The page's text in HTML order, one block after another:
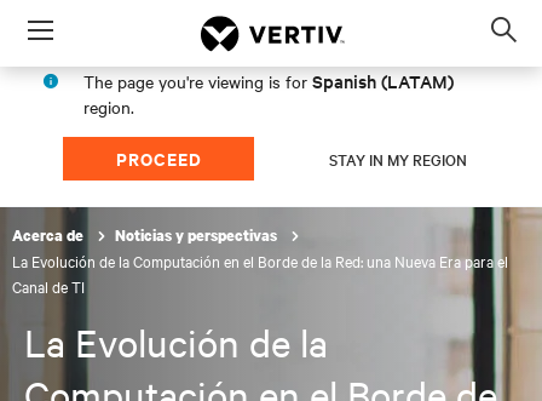
Menu
The page you're viewing is for Spanish (LATAM)
region.
PROCEED STAY IN MY REGION
Acerca de Noticias y perspectivas
La Evolución de la Computación en el Borde de la Red: una Nueva Era para el
Canal de TI
La Evolución de la